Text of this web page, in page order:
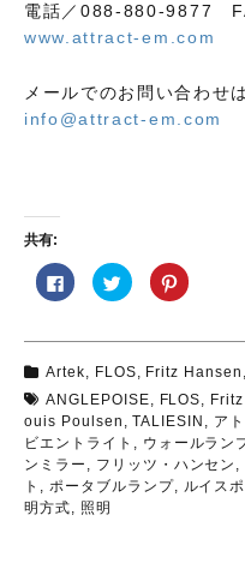
電話／088-880-9877
www.attract-em.com
メールでのお問い合わせ
info@attract-em.com
共有:
F
a
o
k
で
共
有
す
る
に
は
リ
ク
リ
T
w
i
t
t
e
r
で
共
有
ク
リ
P
n
t
e
r
s
で
Artek, FLOS, Fritz Hansen ,
ANGLEPOISE, FLOS,
ouis Poulsen ,TALIESIN , ア
ビエントライト , ウォールラン
ンミラー , フリッツ・ハンセン ,
ト , ポータブルランプ, ルイス
明方式, 照明